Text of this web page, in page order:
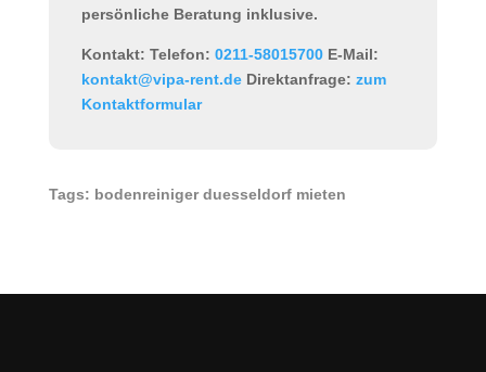
persönliche Beratung inklusive.
Kontakt: Telefon: 0211-58015700E-Mail:
kontakt@vipa-rent.deDirektanfrage: zum
Kontaktformular
Tags: bodenreiniger duesseldorf mieten